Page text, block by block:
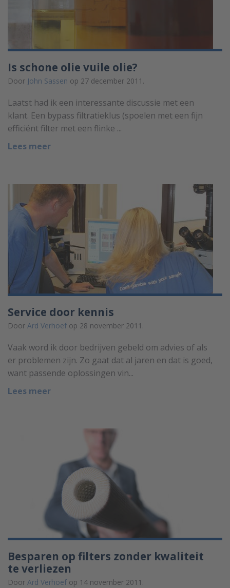
Is schone olie vuile olie?
Door John Sassen op 27 december 2011.
Laatst had ik een interessante discussie met een
klant. Een bypass filtratieklus (spoelen met een fijn
efficiënt filter met een flinke ...
Lees meer
Service door kennis
Door Ard Verhoef op 28 november 2011.
Vaak word ik door bedrijven gebeld om advies of als
er problemen zijn. Zo gaat dat al jaren en dat is goed,
want passende oplossingen vin...
Lees meer
Besparen op filters zonder kwaliteit
te verliezen
Door Ard Verhoef op 14 november 2011.